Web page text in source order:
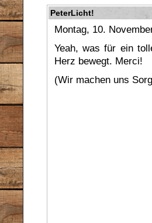
PeterLicht!
Montag, 10.
Yeah, was für ein
Herz bewegt. Merci!
(Wir machen uns